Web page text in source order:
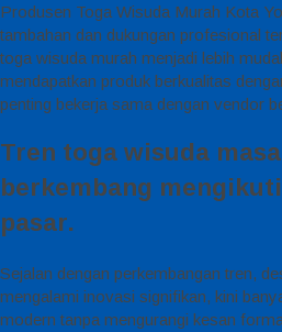
Produsen Toga Wisuda Murah Kota
tambahan dan dukungan profesional
toga wisuda murah menjadi lebih
mendapatkan produk berkualitas
penting bekerja sama dengan vendor
Tren toga wisuda
berkembang
pasar.
Sejalan dengan perkembangan tren,
mengalami inovasi signifikan, kini
modern tanpa mengurangi kesan